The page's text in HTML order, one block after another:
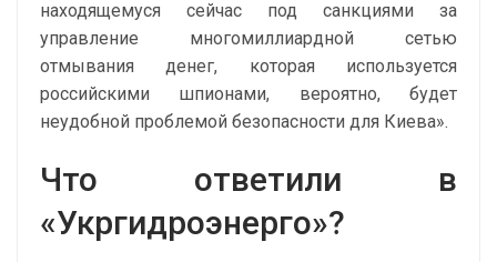
находящемуся сейчас под санкциями за
управление многомиллиардной сетью
отмывания денег, которая используется
российскими шпионами, вероятно, будет
неудобной проблемой безопасности для Киева».
Что ответили в
«Укргидроэнерго»?